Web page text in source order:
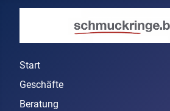
Start
Geschäfte
Beratung